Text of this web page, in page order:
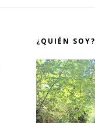
¿QUIÉN SOY?